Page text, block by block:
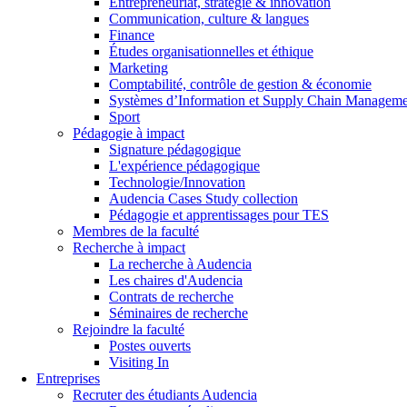
Communication, culture & langues
Finance
Études organisationnelles et éthique
Marketing
Comptabilité, contrôle de gestion & économie
Systèmes d’Information et Supply Chain
Sport
Pédagogie à impact
Signature pédagogique
L'expérience pédagogique
Technologie/Innovation
Audencia Cases Study collection
Pédagogie et apprentissages pour TES
Membres de la faculté
Recherche à impact
La recherche à Audencia
Les chaires d'Audencia
Contrats de recherche
Séminaires de recherche
Rejoindre la faculté
Postes ouverts
Visiting In
Entreprises
Recruter des étudiants Audencia